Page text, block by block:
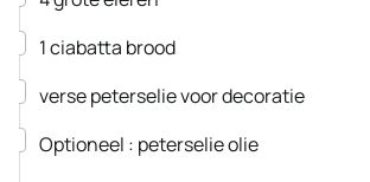
▢
1ciabatta brood
▢
verse peterselie voor decoratie
▢
Optioneel : peterselie olie